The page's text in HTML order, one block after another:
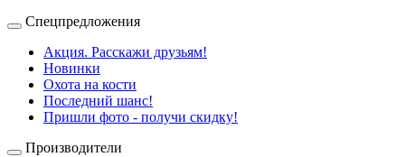
Спецпредложения
Акция. Расскажи друзьям!
Новинки
Охота на кости
Последний шанс!
Пришли фото - получи скидку!
Производители